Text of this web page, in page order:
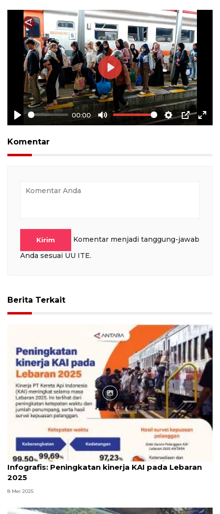
Play
00:00
Mute Settings
PIP
Play
Komentar
Kirim
Komentar menjadi tanggung-jawab
Anda sesuai UU ITE.
Berita Terkait
Infografik
Infografis: Peningkatan kinerja KAI pada Lebaran
2025
8 Mei 2025